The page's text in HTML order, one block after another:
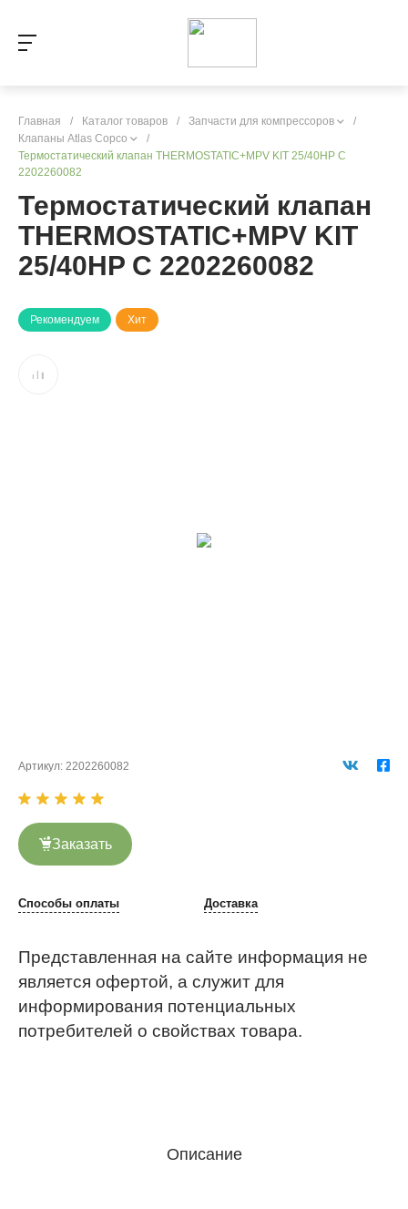
Главная / Каталог товаров / Запчасти для компрессоров
/
Клапаны Atlas Copco
/
Термостатический клапан THERMOSTATIC+MPV KIT 25/40HP C
2202260082
Термостатический клапан
THERMOSTATIC+MPV KIT
25/40HP C 2202260082
Рекомендуем Хит
Артикул: 2202260082
Заказать
Способы оплаты Доставка
Представленная на сайте информация не
является офертой, а служит для
информирования потенциальных
потребителей о свойствах товара.
Описание